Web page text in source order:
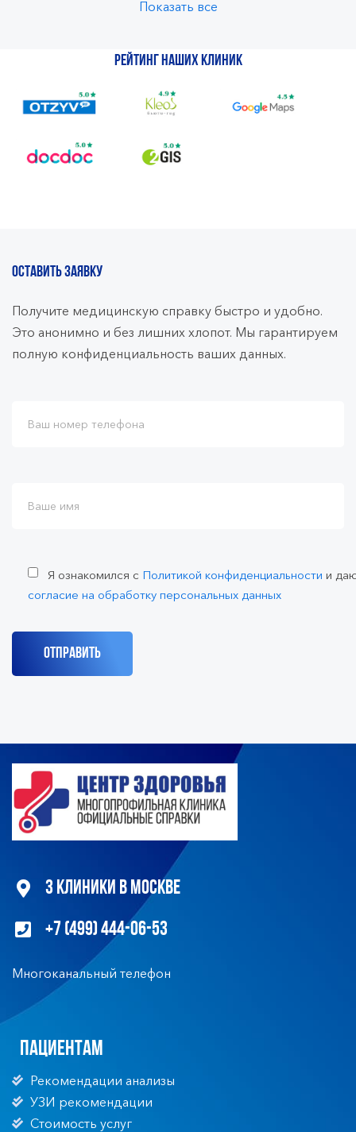
Показать все
Рейтинг наших клиник
ОСТАВИТЬ ЗАЯВКУ
Получите медицинскую справку быстро и удобно.
Это анонимно и без лишних хлопот. Мы гарантируем
полную конфиденциальность ваших данных.
Я ознакомился с Политикой конфиденциальности и
согласие на обработку персональных данных
3 клиники в Москве
+7 (499) 444-06-53
Многоканальный телефон
Пациентам
Рекомендации анализы
УЗИ рекомендации
Стоимость услуг